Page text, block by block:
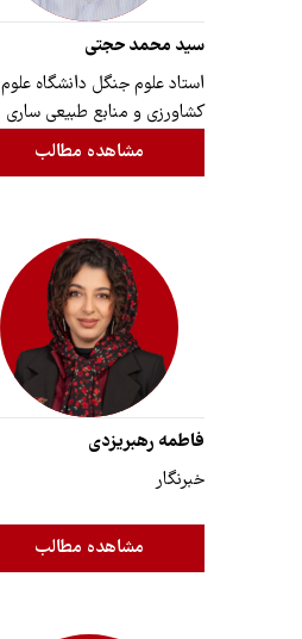
سید محمد حجتی
استاد علوم جنگل دانشگاه علوم
کشاورزی و منابع طبیعی ساری
مشاهده مطالب
فاطمه رهبریزدی
خبرنگار
مشاهده مطالب